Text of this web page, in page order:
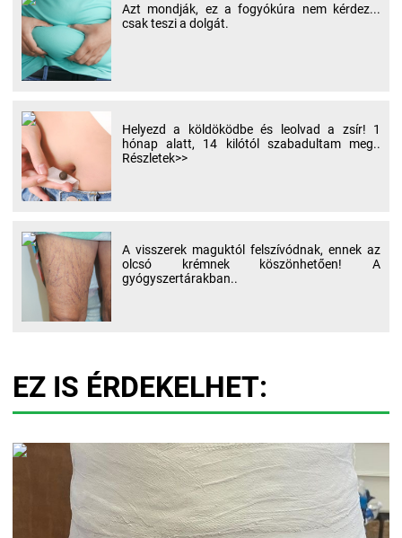
Azt mondják, ez a fogyókúra nem kérdez...
csak teszi a dolgát.
Helyezd a köldöködbe és leolvad a zsír! 1
hónap alatt, 14 kilótól szabadultam meg..
Részletek>>
A visszerek maguktól felszívódnak, ennek az
olcsó krémnek köszönhetően! A
gyógyszertárakban..
EZ IS ÉRDEKELHET: